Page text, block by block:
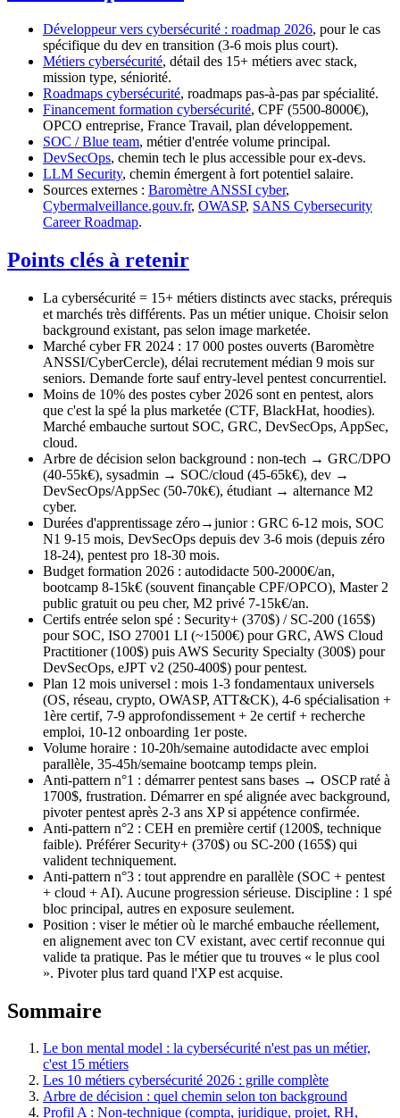
Développeur vers cybersécurité : roadmap 2026, pour le cas
spécifique du dev en transition (3-6 mois plus court).
Métiers cybersécurité, détail des 15+ métiers avec stack,
mission type, séniorité.
Roadmaps cybersécurité, roadmaps pas-à-pas par spécialité.
Financement formation cybersécurité, CPF (5500-8000€),
OPCO entreprise, France Travail, plan développement.
SOC / Blue team, métier d'entrée volume principal.
DevSecOps, chemin tech le plus accessible pour ex-devs.
LLM Security, chemin émergent à fort potentiel salaire.
Sources externes : Baromètre ANSSI cyber,
Cybermalveillance.gouv.fr, OWASP, SANS Cybersecurity
Career Roadmap.
Points clés à retenir
La cybersécurité = 15+ métiers distincts avec stacks, prérequis
et marchés très différents. Pas un métier unique. Choisir selon
background existant, pas selon image marketée.
Marché cyber FR 2024 : 17 000 postes ouverts (Baromètre
ANSSI/CyberCercle), délai recrutement médian 9 mois sur
seniors. Demande forte sauf entry-level pentest concurrentiel.
Moins de 10% des postes cyber 2026 sont en pentest, alors
que c'est la spé la plus marketée (CTF, BlackHat, hoodies).
Marché embauche surtout SOC, GRC, DevSecOps, AppSec,
cloud.
Arbre de décision selon background : non-tech → GRC/DPO
(40-55k€), sysadmin → SOC/cloud (45-65k€), dev →
DevSecOps/AppSec (50-70k€), étudiant → alternance M2
cyber.
Durées d'apprentissage zéro→junior : GRC 6-12 mois, SOC
N1 9-15 mois, DevSecOps depuis dev 3-6 mois (depuis zéro
18-24), pentest pro 18-30 mois.
Budget formation 2026 : autodidacte 500-2000€/an,
bootcamp 8-15k€ (souvent finançable CPF/OPCO), Master 2
public gratuit ou peu cher, M2 privé 7-15k€/an.
Certifs entrée selon spé : Security+ (370$) / SC-200 (165$)
pour SOC, ISO 27001 LI (~1500€) pour GRC, AWS Cloud
Practitioner (100$) puis AWS Security Specialty (300$) pour
DevSecOps, eJPT v2 (250-400$) pour pentest.
Plan 12 mois universel : mois 1-3 fondamentaux universels
(OS, réseau, crypto, OWASP, ATT&CK), 4-6 spécialisation +
1ère certif, 7-9 approfondissement + 2e certif + recherche
emploi, 10-12 onboarding 1er poste.
Volume horaire : 10-20h/semaine autodidacte avec emploi
parallèle, 35-45h/semaine bootcamp temps plein.
Anti-pattern n°1 : démarrer pentest sans bases → OSCP raté à
1700$, frustration. Démarrer en spé alignée avec background,
pivoter pentest après 2-3 ans XP si appétence confirmée.
Anti-pattern n°2 : CEH en première certif (1200$, technique
faible). Préférer Security+ (370$) ou SC-200 (165$) qui
valident techniquement.
Anti-pattern n°3 : tout apprendre en parallèle (SOC + pentest
+ cloud + AI). Aucune progression sérieuse. Discipline : 1 spé
bloc principal, autres en exposure seulement.
Position : viser le métier où le marché embauche réellement,
en alignement avec ton CV existant, avec certif reconnue qui
valide ta pratique. Pas le métier que tu trouves « le plus cool
». Pivoter plus tard quand l'XP est acquise.
Sommaire
Le bon mental model : la cybersécurité n'est pas un métier,
c'est 15 métiers
Les 10 métiers cybersécurité 2026 : grille complète
Arbre de décision : quel chemin selon ton background
Profil A : Non-technique (compta, juridique, projet, RH,